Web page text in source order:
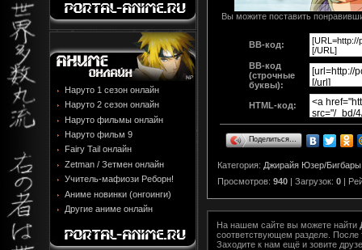
Наруто 1 сезон онлайн
Наруто 2 сезон онлайн
Наруто фильмы онлайн
Наруто фильм 9
Fairy Tail онлайн
Zetman / Зетмен онлайн
Учитель-мафиози Реборн!
Аниме новинки (онгоинги)
Другие аниме онлайн
Вы можите поставить
BB-код:
BB-код
(строчные
буквы):
HTML-код:
Поделиться…
Категория: Джирайя Юзер/Бигбары
Просмотров: 940 | Загрузок: 0 |
На нашем сайте вы можете найти
соответствующем разделе. После
Заходите к нам ещё и зовите